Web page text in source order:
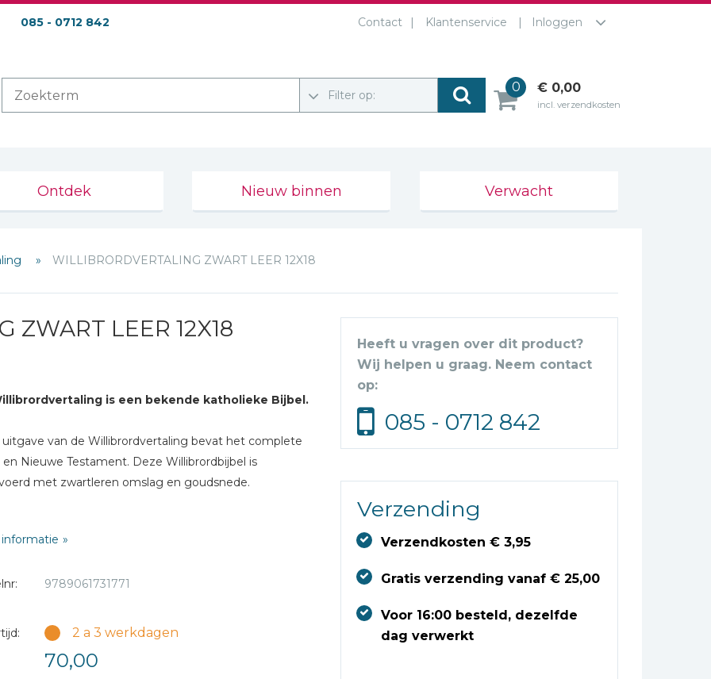
085 - 0712 842 Contact Klantenservice Inloggen
Filter op:
0 € 0,00
incl. verzendkosten
Ontdek Nieuw binnen Verwacht
WILLIBRORDVERTALING ZWART LEER 12X18
ZWART LEER 12X18
is een bekende katholieke Bijbel.
uitgave van de Willibrordvertaling bevat het complete
en Nieuwe Testament. Deze Willibrordbijbel is
met zwartleren omslag en goudsnede.
12,5 x 18,5
nee
9789061731771
2 a 3 werkdagen
70,00
Heeft u vragen over dit product?
Wij helpen u graag. Neem contact
op:
085 - 0712 842
Verzending
Verzendkosten € 3,95
Gratis verzending vanaf € 25,00
Voor 16:00 besteld, dezelfde
dag verwerkt